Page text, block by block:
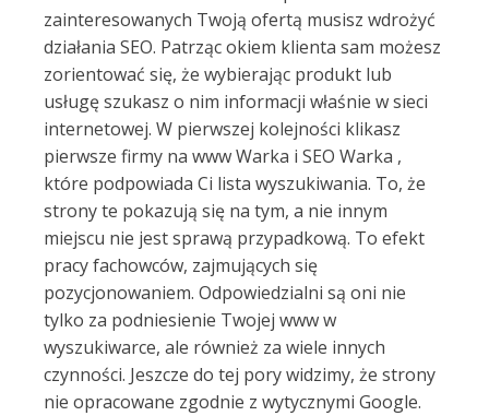
zainteresowanych Twoją ofertą musisz wdrożyć
działania SEO. Patrząc okiem klienta sam możesz
zorientować się, że wybierając produkt lub
usługę szukasz o nim informacji właśnie w sieci
internetowej. W pierwszej kolejności klikasz
pierwsze firmy na www Warka i SEO Warka ,
które podpowiada Ci lista wyszukiwania. To, że
strony te pokazują się na tym, a nie innym
miejscu nie jest sprawą przypadkową. To efekt
pracy fachowców, zajmujących się
pozycjonowaniem. Odpowiedzialni są oni nie
tylko za podniesienie Twojej www w
wyszukiwarce, ale również za wiele innych
czynności. Jeszcze do tej pory widzimy, że strony
nie opracowane zgodnie z wytycznymi Google.